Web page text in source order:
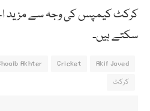
کرکٹ کیمپس کی وجہ سے مزید
سکتے ہیں۔
Akif Javed
Cricket
Akhter
کرکٹ